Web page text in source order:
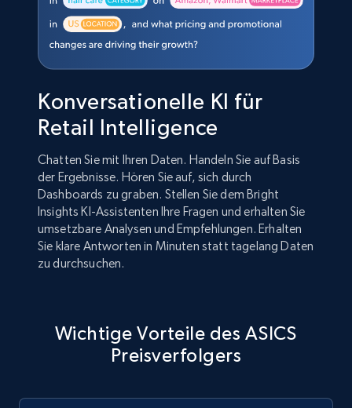
Konversationelle KI für
Retail Intelligence
Chatten Sie mit Ihren Daten. Handeln Sie auf Basis
der Ergebnisse. Hören Sie auf, sich durch
Dashboards zu graben. Stellen Sie dem Bright
Insights KI-Assistenten Ihre Fragen und erhalten Sie
umsetzbare Analysen und Empfehlungen. Erhalten
Sie klare Antworten in Minuten statt tagelang Daten
zu durchsuchen.
Wichtige Vorteile des ASICS
Preisverfolgers